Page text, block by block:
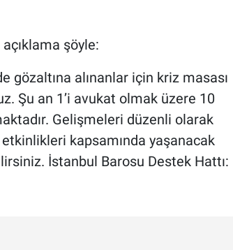
şöyle:
gözaltına alınanlar için kriz masası
Şu an 1’i avukat olmak üzere 10
Gelişmeleri düzenli olarak
kapsamında yaşanacak
İstanbul Barosu Destek Hattı: